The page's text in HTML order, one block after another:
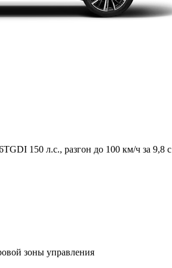
150 л.с., разгон до 100 км/ч за 9,8 с
зоны управления